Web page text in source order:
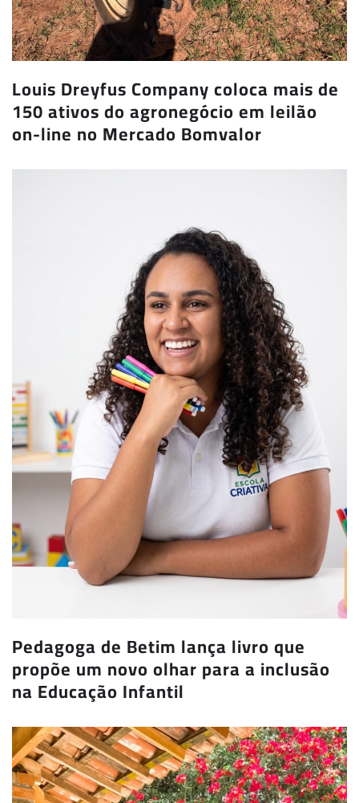
Louis Dreyfus Company coloca mais de
150 ativos do agronegócio em leilão
on-line no Mercado Bomvalor
Pedagoga de Betim lança livro que
propõe um novo olhar para a inclusão
na Educação Infantil